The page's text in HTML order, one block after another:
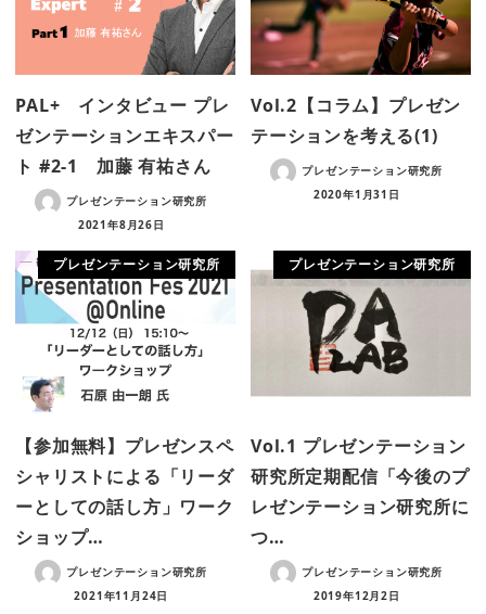
PAL+ インタビュー プレ
ゼンテーションエキスパー
ト #2-1 加藤 有祐さん
プレゼンテーション研究所
2021年8月26日
Vol.2【コラム】プレゼン
テーションを考える(1)
プレゼンテーション研究所
2020年1月31日
プレゼンテーション研究所
【参加無料】プレゼンスペ
シャリストによる「リーダ
ーとしての話し方」ワーク
ショップ…
プレゼンテーション研究所
2021年11月24日
プレゼンテーション研究所
Vol.1 プレゼンテーション
研究所定期配信「今後のプ
レゼンテーション研究所に
つ…
プレゼンテーション研究所
2019年12月2日